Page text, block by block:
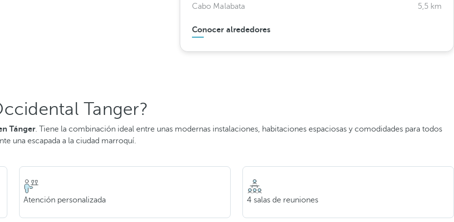
Cabo Malabata
5,5 km
Conocer alrededores
Tanger?
Tánger. Tiene la combinación ideal entre unas modernas instalaciones, habitaciones espaciosas y comodidades para todos
una escapada a la ciudad marroquí.
Atención personalizada 4 salas de reuniones